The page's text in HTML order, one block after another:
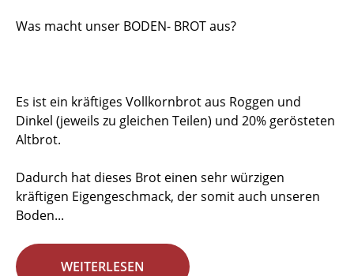
Was macht unser BODEN- BROT aus?
Es ist ein kräftiges Vollkornbrot aus Roggen und
Dinkel (jeweils zu gleichen Teilen) und 20% gerösteten
Altbrot.
Dadurch hat dieses Brot einen sehr würzigen
kräftigen Eigengeschmack, der somit auch unseren
Boden...
WEITERLESEN